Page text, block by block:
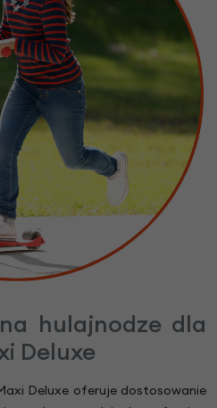
hulajnodze dla
Deluxe
Deluxe oferuje dostosowanie